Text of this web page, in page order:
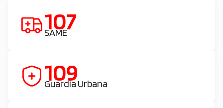
107
SAME
109
Guardia Urbana